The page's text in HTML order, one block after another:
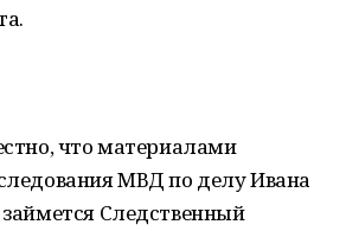
что материалами
МВД по делу Ивана
Следственный